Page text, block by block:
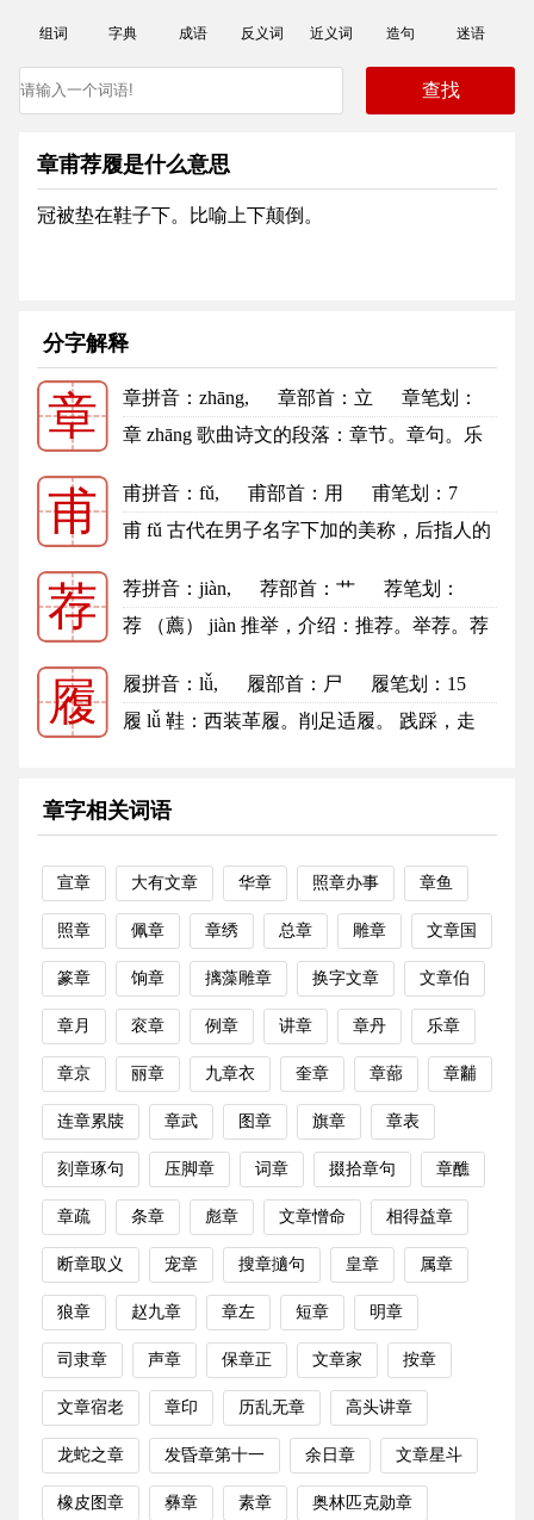
组词 字典 成语 反义词 近义词 造句 迷语
章甫荐履是什么意思
冠被垫在鞋子下。比喻上下颠倒。
分字解释
章 章拼音 ：zhāng, 章部首 ：立
章笔划：
11
章的笔顺
章 zhāng 歌曲诗文的段落：章节。章句。乐
甫 甫拼音 ：fǔ, 甫部首 ：用
甫笔划：7
甫的笔顺
甫 fǔ 古代在男子名字下加的美称，后指人的
荐 荐拼音 ：jiàn, 荐部首 ：艹
荐笔划：
9
荐的笔顺
荐 （薦） jiàn 推举，介绍：推荐。举荐。荐
履 履拼音 ：lǚ, 履部首 ：尸
履笔划：15
履的笔顺
履 lǚ 鞋：西装革履。削足适履。 践踩，走
章字相关词语
宣章 大有文章 华章 照章办事 章鱼
照章 佩章 章绣 总章 雕章 文章国
篆章 饷章 摛藻雕章 换字文章 文章伯
章月 衮章 例章 讲章 章丹 乐章
章京 丽章 九章衣 奎章 章蔀 章黼
连章累牍 章武 图章 旗章 章表
刻章琢句 压脚章 词章 掇拾章句 章醮
章疏 条章 彪章 文章憎命 相得益章
断章取义 宠章 搜章擿句 皇章 属章
狼章 赵九章 章左 短章 明章
司隶章 声章 保章正 文章家 按章
文章宿老 章印 历乱无章 高头讲章
龙蛇之章 发昏章第十一 余日章 文章星斗
橡皮图章 彝章 素章 奥林匹克勋章